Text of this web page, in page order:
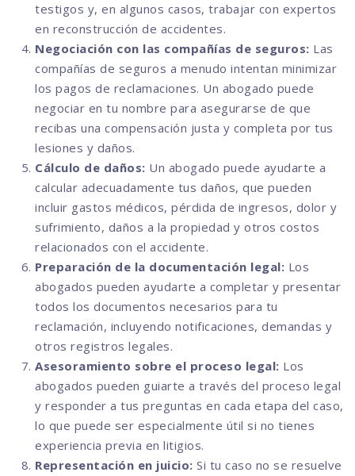
testigos y, en algunos casos, trabajar con expertos
en reconstrucción de accidentes.
Negociación con las compañías de seguros: Las
compañías de seguros a menudo intentan minimizar
los pagos de reclamaciones. Un abogado puede
negociar en tu nombre para asegurarse de que
recibas una compensación justa y completa por tus
lesiones y daños.
Cálculo de daños: Un abogado puede ayudarte a
calcular adecuadamente tus daños, que pueden
incluir gastos médicos, pérdida de ingresos, dolor y
sufrimiento, daños a la propiedad y otros costos
relacionados con el accidente.
Preparación de la documentación legal: Los
abogados pueden ayudarte a completar y presentar
todos los documentos necesarios para tu
reclamación, incluyendo notificaciones, demandas y
otros registros legales.
Asesoramiento sobre el proceso legal: Los
abogados pueden guiarte a través del proceso legal
y responder a tus preguntas en cada etapa del caso,
lo que puede ser especialmente útil si no tienes
experiencia previa en litigios.
Representación en juicio: Si tu caso no se resuelve